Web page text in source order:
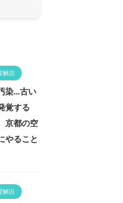
解説
染…古い
覚する
京都の空
やること
解説